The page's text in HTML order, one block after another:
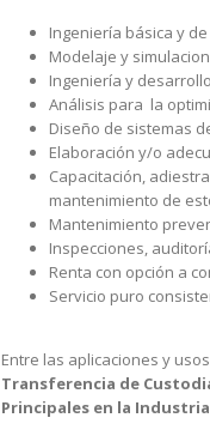
Ingeniería básica y
Modelaje y
Ingeniería y
Análisis para la
Diseño de sistemas
Elaboración y/o
Capacitación,
mantenimiento de
Mantenimiento
Inspecciones,
Renta con opción a
Servicio puro
Entre las aplicaciones y
Transferencia de
Principales en la